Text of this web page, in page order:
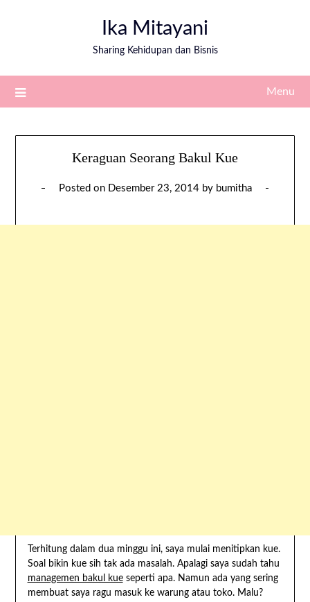
Ika Mitayani
Sharing Kehidupan dan Bisnis
Menu
Keraguan Seorang Bakul Kue
Posted on Desember 23, 2014by bumitha
Terhitung dalam dua minggu ini, saya mulai menitipkan kue.
Soal bikin kue sih tak ada masalah. Apalagi saya sudah tahu
managemen bakul kueseperti apa. Namun ada yang sering
membuat saya ragu masuk ke warung atau toko. Malu?